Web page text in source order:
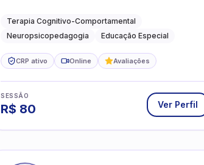
acompanhamento do
neurodesenvolvimento.
Terapia Cognitivo-Comportamental
Neuropsicopedagogia
Educação Especial
CRP ativo Online Avaliações
SESSÃO
R$ 80 Ver Perfil